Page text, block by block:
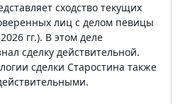
сходство текущих
лиц с делом певицы
гг.). В этом деле
сделку действительной.
сделки Старостина также